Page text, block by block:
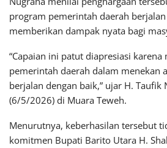
program pemerintah daerah
memberikan dampak nyata bagi
“Capaian ini patut diapresiasi
pemerintah daerah dalam menekan
berjalan dengan baik,” ujar H. Taufik
(6/5/2026) di Muara Teweh.
Menurutnya, keberhasilan tersebut
komitmen Bupati Barito Utara H.